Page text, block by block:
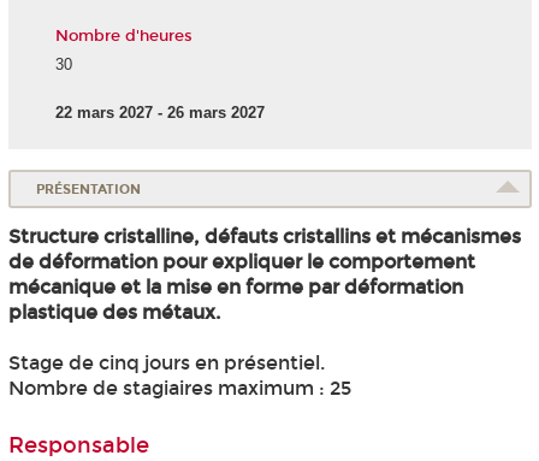
Nombre d'heures
30
22 mars 2027 - 26 mars 2027
PRÉSENTATION
Structure cristalline, défauts cristallins et mécanismes
de déformation pour expliquer le comportement
mécanique et la mise en forme par déformation
plastique des métaux.
Stage de cinq jours en présentiel.
Nombre de stagiaires maximum : 25
Responsable